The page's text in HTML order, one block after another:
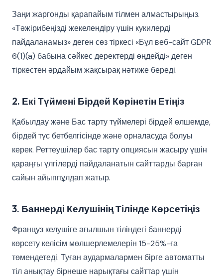
Заңи жаргонды қарапайым тілмен алмастырыңыз.
«Тәжірибеңізді жекелендіру үшін кукилерді
пайдаланамыз» деген сөз тіркесі «Бұл веб-сайт GDPR
6(1)(a) бабына сәйкес деректерді өңдейді» деген
тіркестен әрдайым жақсырақ нәтиже береді.
2. Екі Түймені Бірдей Көрінетін Етіңіз
Қабылдау және Бас тарту түймелері бірдей өлшемде,
бірдей түс бетбелгісінде және орналасуда болуы
керек. Реттеушілер бас тарту опциясын жасыру үшін
қараңғы үлгілерді пайдаланатын сайттарды барған
сайын айыппұлдап жатыр.
3. Баннерді Келушінің Тілінде Көрсетіңіз
Француз келушіге ағылшын тіліндегі баннерді
көрсету келісім мөлшерлемелерін 15-25%-ға
төмендетеді. Туған аудармалармен бірге автоматты
тіл анықтау бірнеше нарықтағы сайттар үшін